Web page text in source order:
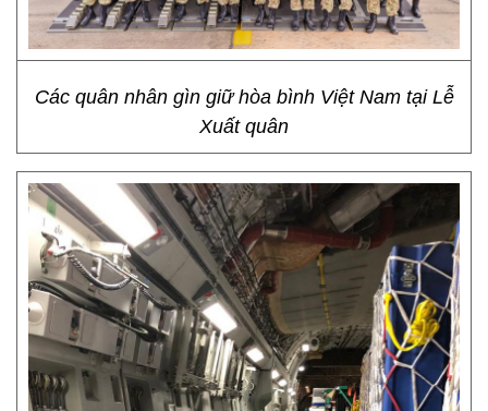
Các quân nhân gìn giữ hòa bình Việt Nam tại Lễ
Xuất quân